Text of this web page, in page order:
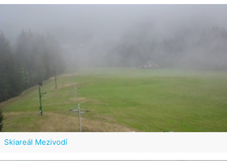
Skiareál Mezivodí